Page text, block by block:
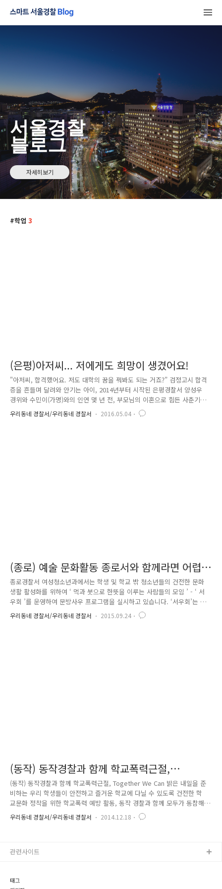
서울경찰
블로그
자세히보기
학업 3
(은평)아저씨... 저에게도 희망이 생겼어요!
"아저씨, 합격했어요. 저도 대학의 꿈을 꿔봐도 되는 거죠?” 검정고시 합격
증을 흔들며 달려와 안기는 아이, 2014년부터 시작된 은평경찰서 양성우
경위와 수민이(가명)와의 인연 몇 년 전, 부모님의 이혼으로 힘든 사춘기
시절을 보내고 있을 때 바쁘게 일을 해야 하루 생계비를 겨우 벌 수 있는
어머니 대신에 4살 동생을 돌봐야 했던 수민이는 학업을 그만둘 수밖에 없
우리동네 경찰서/우리동네 경찰서 2016.05.04
(종로) 예술 문화활동 종로서와 함께라면 어렵
지 않아요~
종로경찰서 여성청소년과에서는 학생 및 학교 밖 청소년들의 건전한 문화
생활 활성화를 위하여 ‘ 먹과 붓으로 한뜻을 이루는 사람들의 모임 ’ - ‘ 서
우회 ’를 운영하여 문방사우 프로그램을 실시하고 있습니다. ‘서우회’는 적
극적인 청소년들의 참여로 올해 초 작년에 이어 제2회 ‘문방사우’ 서예 작
품 및 활동사진 전시회를 개최하였는데요. 전시된 자신의 작품을 본 청소
우리동네 경찰서/우리동네 경찰서 2015.09.24
(동작) 동작경찰과 함께 학교폭력근절,
Together We can
(동작) 동작경찰과 함께 학교폭력근절, Together We Can 밝은 내일을 준
비하는 우리 학생들이 안전하고 즐거운 학교에 다닐 수 있도록 건전한 학
교문화 정착을 위한 학교폭력 예방 활동, 동작 경찰과 함께 모두가 동참해
볼까요? 배드민턴 프로그램을 통한 찾아가는 범죄예방교실이에요 학교폭
력 근절을 위해서라면 어디든 달려가는 동작 경찰~!! 친구들과 선생님, 그
요~^^ 학업에 대한 스트레스를 폭력이 아닌 운동으로 승화하며, 학교폭력
우리동네 경찰서/우리동네 경찰서 2014.12.18
태그
관련사이트